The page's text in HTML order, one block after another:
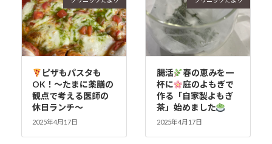
ピザもパスタも
OK！〜たまに薬膳の
観点で考える医師の
休日ランチ〜
2025年4月17日
腸活
春の恵みを一
杯に
庭のよもぎで
作る「自家製よもぎ
茶」始めました
2025年4月17日